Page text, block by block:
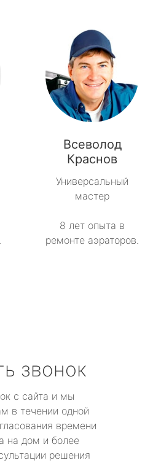
Всеволод
Краснов
Универсальный
мастер
8 лет опыта в
ремонте аэраторов.
звонок
с сайта и мы
в течении одной
времени
на дом и более
решения